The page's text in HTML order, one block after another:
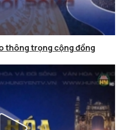
thông trọng cộng đồng